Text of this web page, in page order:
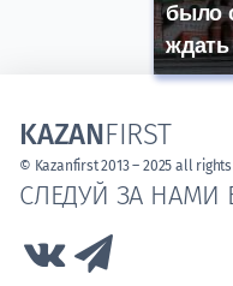
было
СЛЕДУЙ ЗА НАМИ
Link to Vk
KAZANFIRST
© Kazanfirst 2013 – 2025 all